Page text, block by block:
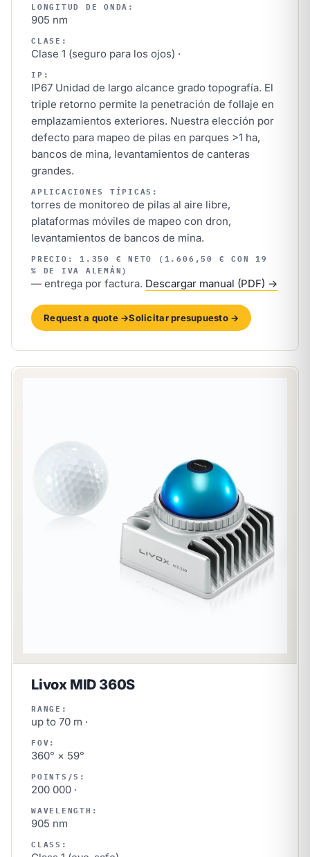
LONGITUD DE ONDA:
905 nm
CLASE:
Clase 1 (seguro para los ojos) ·
IP:
IP67 Unidad de largo alcance grado topografía. El
triple retorno permite la penetración de follaje en
emplazamientos exteriores. Nuestra elección por
defecto para mapeo de pilas en parques >1 ha,
bancos de mina, levantamientos de canteras
grandes.
APLICACIONES TÍPICAS:
torres de monitoreo de pilas al aire libre,
plataformas móviles de mapeo con dron,
levantamientos de bancos de mina.
PRECIO: 1.350 € NETO (1.606,50 € CON 19
% DE IVA ALEMÁN)
— entrega por factura. Descargar manual (PDF) →
Request a quote →Solicitar presupuesto →
Livox MID 360S
RANGE:
up to 70 m ·
FOV:
360° × 59°
POINTS/S:
200 000 ·
WAVELENGTH:
905 nm
CLASS: